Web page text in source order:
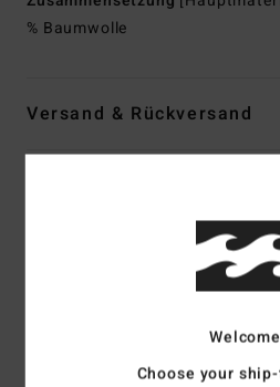
% Baumwolle
Versand & Rückversand
Durchschnittliche
5.0
Choose your